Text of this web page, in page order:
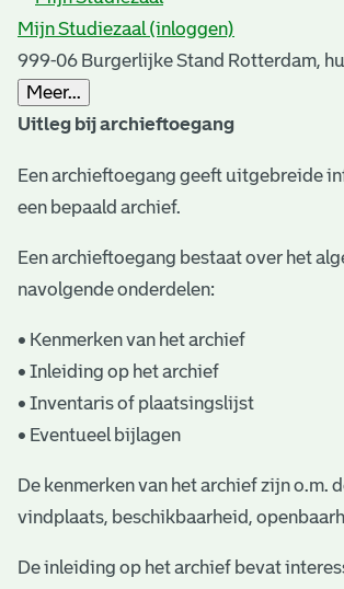
s
n
o
t
a
r
i
ë
l
e
a
c
h
i
Mijn Studiezaal (inloggen)
999-06 Burgerlijke Stand Rotterdam,
Meer...
Uitleg bij archieftoegang
Een archieftoegang geeft uitgebreide
een bepaald archief.
Een archieftoegang bestaat over het
navolgende onderdelen:
• Kenmerken van het archief
• Inleiding op het archief
• Inventaris of plaatsingslijst
• Eventueel bijlagen
De kenmerken van het archief zijn o.m.
vindplaats, beschikbaarheid,
De inleiding op het archief bevat